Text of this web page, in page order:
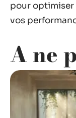
pour
vos
A ne